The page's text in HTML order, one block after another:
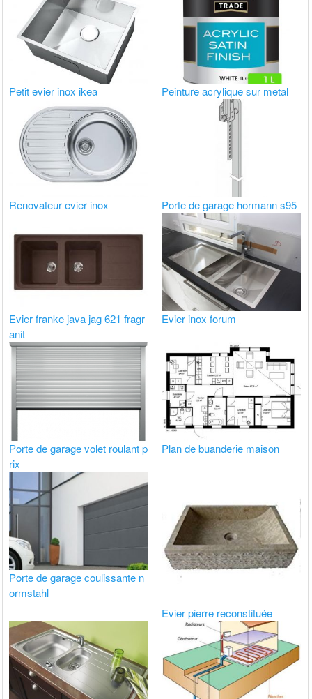
Petit evier inox ikea Peinture acrylique sur metal
Renovateur evier inox Porte de garage hormann s95
Evier franke java jag 621 fragr
anit
Evier inox forum
Porte de garage volet roulant p
rix
Plan de buanderie maison
Porte de garage coulissante n
ormstahl
Evier pierre reconstituée